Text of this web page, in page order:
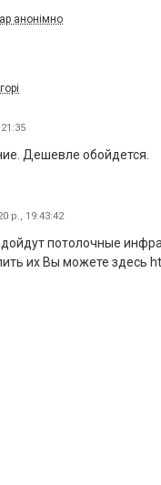
анонімно
Дешевле обойдется.
р., 19:43:42
потолочные
их Вы можете здесь